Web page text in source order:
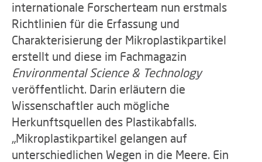
internationale Forscherteam nun erstmals
Richtlinien für die Erfassung und
Charakterisierung der Mikroplastikpartikel
erstellt und diese im Fachmagazin
Environmental Science & Technology
veröffentlicht. Darin erläutern die
Wissenschaftler auch mögliche
Herkunftsquellen des Plastikabfalls.
„Mikroplastikpartikel gelangen auf
unterschiedlichen Wegen in die Meere. Ein